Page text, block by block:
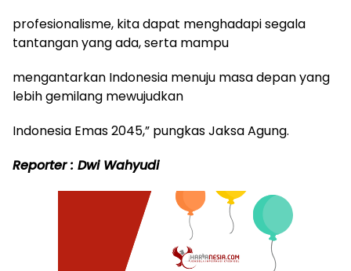
profesionalisme, kita dapat menghadapi segala
tantangan yang ada, serta mampu
mengantarkan Indonesia menuju masa depan yang
lebih gemilang mewujudkan
Indonesia Emas 2045,” pungkas Jaksa Agung.
Reporter : Dwi Wahyudi